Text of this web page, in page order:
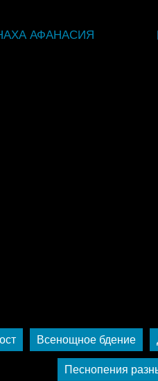
АФАНАСИЯ
Всенощное бдение
Песнопения